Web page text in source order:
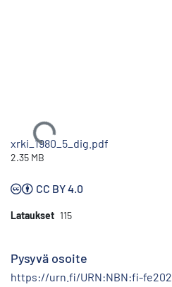
Ladataan...
xrki_1980_5_dig.pdf
2.35 MB
CC BY 4.0
Lataukset 115
Pysyvä osoite
https://urn.fi/URN:NBN:fi-